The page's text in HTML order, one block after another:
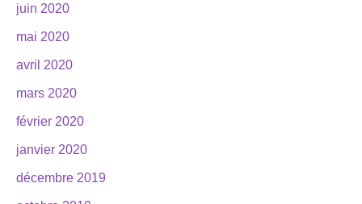
juin 2020
mai 2020
avril 2020
mars 2020
février 2020
janvier 2020
décembre 2019